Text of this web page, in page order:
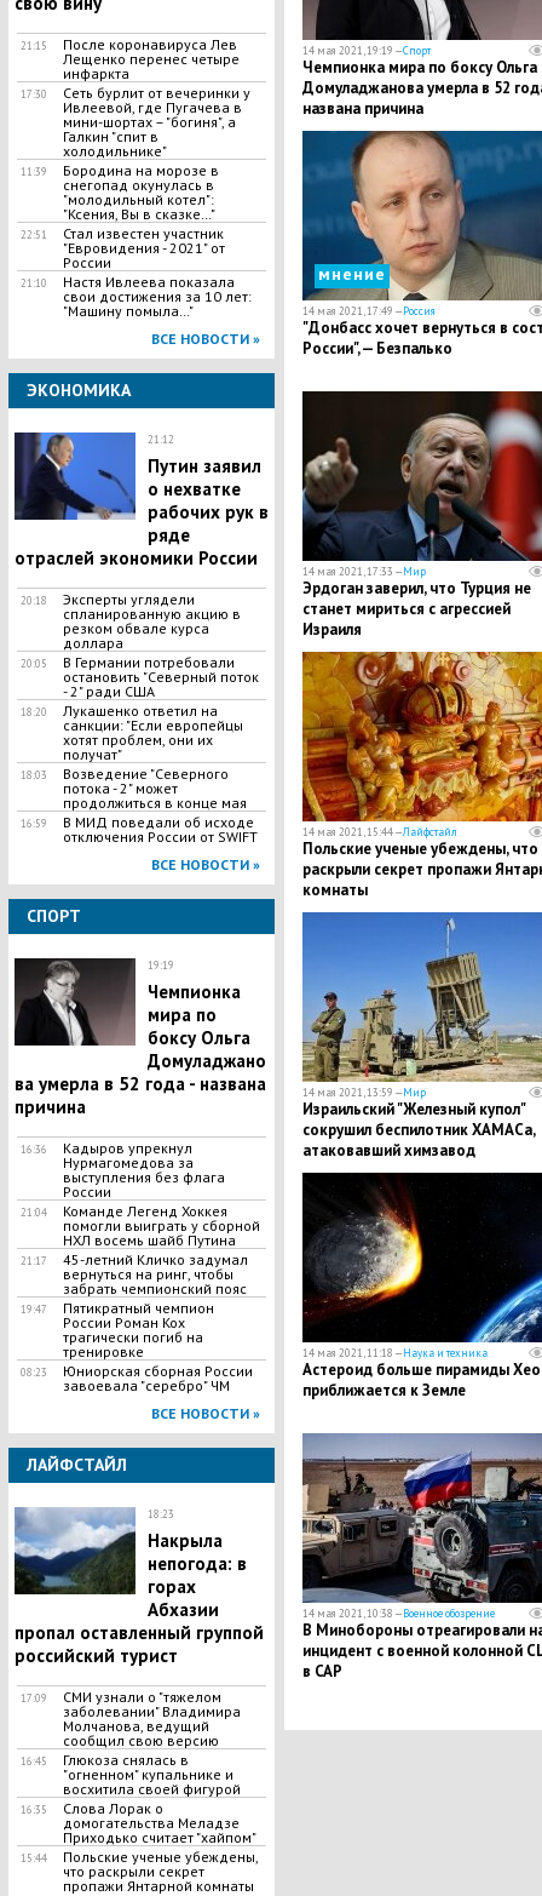
21:15
После коронавируса Лев
Лещенко перенес четыре
инфаркта
17:30
Сеть бурлит от вечеринки у
Ивлеевой, где Пугачева в
мини-шортах – "богиня", а
Галкин "спит в
холодильнике"
11:39
Бородина на морозе в
снегопад окунулась в
"молодильный котел":
"Ксения, Вы в сказке…"
22:51
Стал известен участник
"Евровидения - 2021" от
России
21:10
Настя Ивлеева показала
свои достижения за 10 лет:
"Машину помыла…"
ВСЕ НОВОСТИ »
ЭКОНОМИКА
21:12
Путин заявил
о нехватке
рабочих рук в
ряде
отраслей экономики России
20:18
Эксперты углядели
спланированную акцию в
резком обвале курса
доллара
20:05
В Германии потребовали
остановить "Северный поток
- 2" ради США
18:20
Лукашенко ответил на
санкции: "Если европейцы
хотят проблем, они их
получат"
18:03
Возведение "Северного
потока - 2" может
продолжиться в конце мая
16:59
В МИД поведали об исходе
отключения России от SWIFT
ВСЕ НОВОСТИ »
СПОРТ
19:19
Чемпионка
мира по
боксу Ольга
Домуладжано
ва умерла в 52 года - названа
причина
16:36
Кадыров упрекнул
Нурмагомедова за
выступления без флага
России
21:04
Команде Легенд Хоккея
помогли выиграть у сборной
НХЛ восемь шайб Путина
21:17
45-летний Кличко задумал
вернуться на ринг, чтобы
забрать чемпионский пояс
19:47
Пятикратный чемпион
России Роман Кох
трагически погиб на
тренировке
08:23
Юниорская сборная России
завоевала "серебро" ЧМ
ВСЕ НОВОСТИ »
ЛАЙФСТАЙЛ
18:23
Накрыла
непогода: в
горах
Абхазии
пропал оставленный группой
российский турист
17:09
СМИ узнали о "тяжелом
заболевании" Владимира
Молчанова, ведущий
сообщил свою версию
16:45
Глюкоза снялась в
"огненном" купальнике и
восхитила своей фигурой
16:35
Слова Лорак о
домогательства Меладзе
Приходько считает "хайпом"
15:44
Польские ученые убеждены,
что раскрыли секрет
пропажи Янтарной комнаты
14 мая 2021, 19:19 —Спорт
Чемпионка мира по боксу Ольга
Домуладжанова умерла в 52
названа причина
мнение
14 мая 2021, 17:49 —Россия
"Донбасс хочет вернуться в
России", — Безпалько
14 мая 2021, 17:33 —Мир
Эрдоган заверил, что Турция не
станет мириться с агрессией
Израиля
14 мая 2021, 15:44 —Лайфстайл
Польские ученые убеждены, что
раскрыли секрет пропажи
комнаты
14 мая 2021, 13:59 —Мир
Израильский "Железный купол"
сокрушил беспилотник ХАМАСа,
атаковавший химзавод
14 мая 2021, 11:18 —Наука и техника
Астероид больше пирамиды
приближается к Земле
14 мая 2021, 10:38 —Военное обозрение
В Минобороны отреагировали
инцидент с военной колонной
в САР